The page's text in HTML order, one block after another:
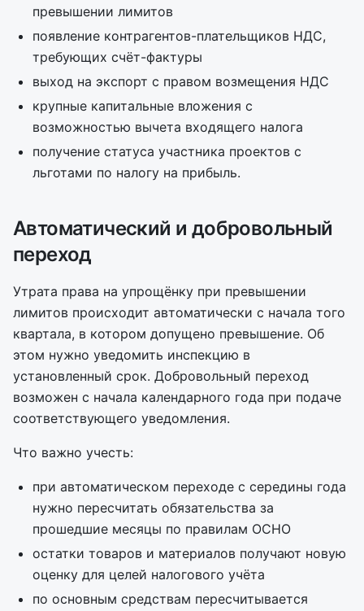
превышении лимитов
появление контрагентов-плательщиков НДС,
требующих счёт-фактуры
выход на экспорт с правом возмещения НДС
крупные капитальные вложения с
возможностью вычета входящего налога
получение статуса участника проектов с
льготами по налогу на прибыль.
Автоматический и добровольный
переход
Утрата права на упрощёнку при превышении
лимитов происходит автоматически с начала того
квартала, в котором допущено превышение. Об
этом нужно уведомить инспекцию в
установленный срок. Добровольный переход
возможен с начала календарного года при подаче
соответствующего уведомления.
Что важно учесть:
при автоматическом переходе с середины года
нужно пересчитать обязательства за
прошедшие месяцы по правилам ОСНО
остатки товаров и материалов получают новую
оценку для целей налогового учёта
по основным средствам пересчитывается